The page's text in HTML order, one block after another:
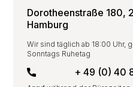
Dorotheenstraße 180,
Hamburg
Wir sind täglich ab 18:00 Uhr,
Sonntags Ruhetag
+ 49 (0) 40